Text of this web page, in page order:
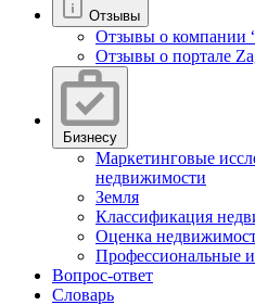
Отзывы
Отзывы о компании
Отзывы о портале
Бизнесу
Маркетинговые
недвижимости
Земля
Классификация
Оценка
Профессиональные
Вопрос-ответ
Словарь